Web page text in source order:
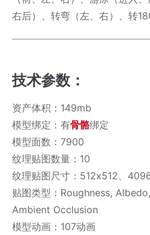
右后）、转弯（左、右）、转
技术参数：
资产体积：149mb
模型绑定：有骨骼绑定
模型面数：7900
纹理贴图数量：10
纹理贴图尺寸：512x512、
贴图类型：Roughness,
Ambient Occlusion
模型动画：107动画